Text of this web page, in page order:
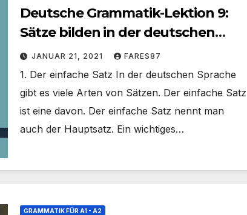
Deutsche Grammatik-Lektion 9:
Sätze bilden in der deutschen
Sprache
JANUAR 21, 2021 FARES87
1. Der einfache Satz In der deutschen Sprache
gibt es viele Arten von Sätzen. Der einfache Satz
ist eine davon. Der einfache Satz nennt man
auch der Hauptsatz. Ein wichtiges…
GRAMMATIK FÜR A1 - A2